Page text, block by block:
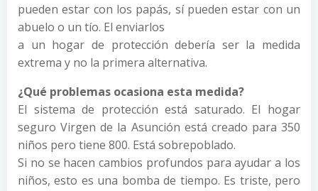
pueden estar con los papás, sí pueden estar con un
abuelo o un tío. El enviarlos
a un hogar de protección debería ser la medida
extrema y no la primera alternativa.
¿Qué problemas ocasiona esta medida?
El sistema de protección está saturado. El hogar
seguro Virgen de la Asunción está creado para 350
niños pero tiene 800. Está sobrepoblado.
Si no se hacen cambios profundos para ayudar a los
niños, esto es una bomba de tiempo. Es triste, pero